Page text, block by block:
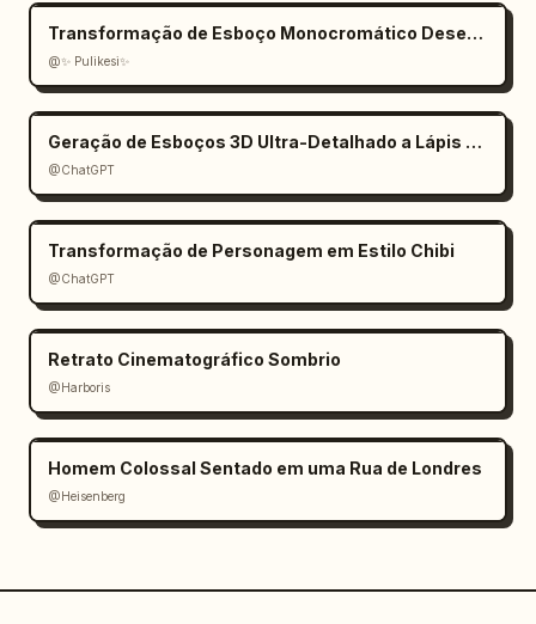
Transformação de Esboço Monocromático Desenhado à Mão
@✨ Pulikesi✨
Geração de Esboços 3D Ultra-Detalhado a Lápis Grafite
@ChatGPT
Transformação de Personagem em Estilo Chibi
@ChatGPT
Retrato Cinematográfico Sombrio
@Harboris
Homem Colossal Sentado em uma Rua de Londres
@Heisenberg